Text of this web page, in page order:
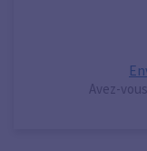
Avez-